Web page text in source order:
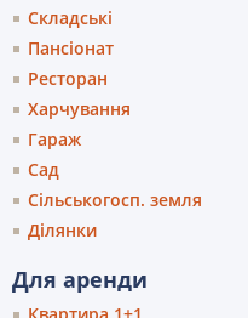
Складські
Пансіонат
Ресторан
Харчування
Гараж
Сад
Сільськогосп. земля
Ділянки
Для аренди